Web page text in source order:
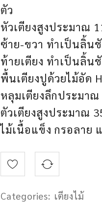
ตัว
หัวเตียงสูงประมาณ
ซ้าย-ขวา ทำเป็นลิ้น
ท้ายเตียง ทำเป็นลิ้น
พื้นเตียงปูด้วยไม้อัด
หลุมเตียงลึกประมาณ
ตัวเตียงสูงประมาณ
ไม้เนื้อแข็ง กรอลาย
Categories: เตียงไม้